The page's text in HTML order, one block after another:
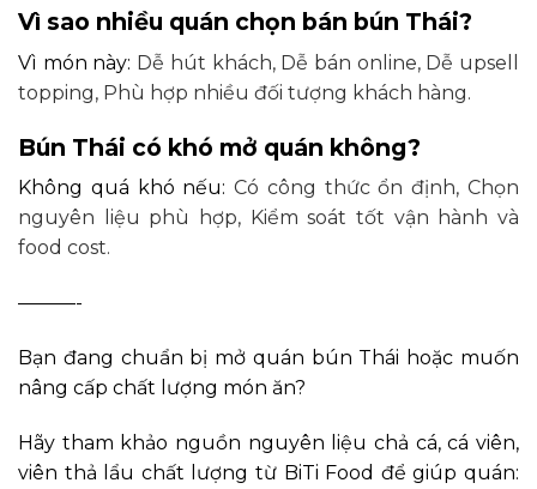
Vì sao nhiều quán chọn bán bún Thái?
Vì món này: Dễ hút khách, Dễ bán online, Dễ upsell
topping, Phù hợp nhiều đối tượng khách hàng.
Bún Thái có khó mở quán không?
Không quá khó nếu:Có công thức ổn định,Chọn
nguyên liệu phù hợp, Kiểm soát tốt vận hành và
food cost.
———-
Bạn đang chuẩn bị mở quán bún Thái hoặc muốn
nâng cấp chất lượng món ăn?
Hãy tham khảo nguồn nguyên liệu chả cá, cá viên,
viên thả lẩu chất lượng từ BiTi Food để giúp quán: